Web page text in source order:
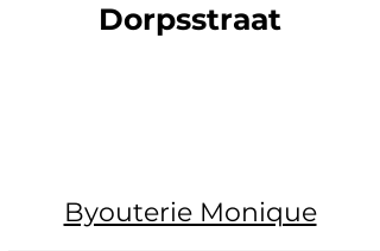
Dorpsstraat
Byouterie Monique